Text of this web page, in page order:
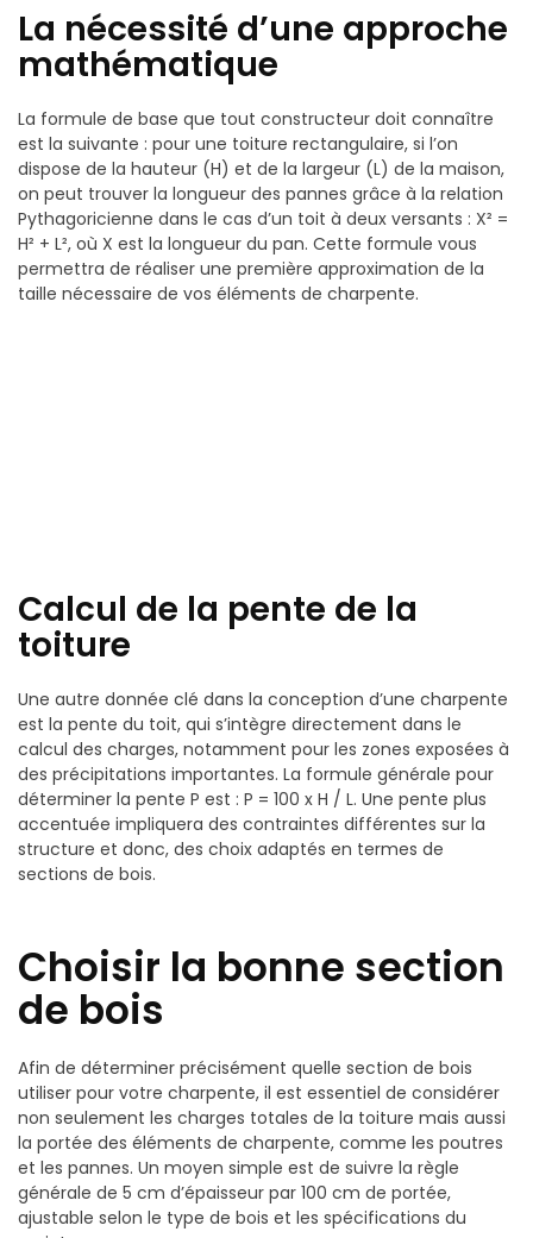
La nécessité d’une approche
mathématique
La formule de base que tout constructeur doit connaître
est la suivante : pour une toiture rectangulaire, si l’on
dispose de la hauteur (H) et de la largeur (L) de la maison,
on peut trouver la longueur des pannes grâce à la relation
Pythagoricienne dans le cas d’un toit à deux versants : X² =
H² + L², où X est la longueur du pan. Cette formule vous
permettra de réaliser une première approximation de la
taille nécessaire de vos éléments de charpente.
Calcul de la pente de la
toiture
Une autre donnée clé dans la conception d’une charpente
est la pente du toit, qui s’intègre directement dans le
calcul des charges, notamment pour les zones exposées à
des précipitations importantes. La formule générale pour
déterminer la pente P est : P = 100 x H / L. Une pente plus
accentuée impliquera des contraintes différentes sur la
structure et donc, des choix adaptés en termes de
sections de bois.
Choisir la bonne section
de bois
Afin de déterminer précisément quelle section de bois
utiliser pour votre charpente, il est essentiel de considérer
non seulement les charges totales de la toiture mais aussi
la portée des éléments de charpente, comme les poutres
et les pannes. Un moyen simple est de suivre la règle
générale de 5 cm d’épaisseur par 100 cm de portée,
ajustable selon le type de bois et les spécifications du